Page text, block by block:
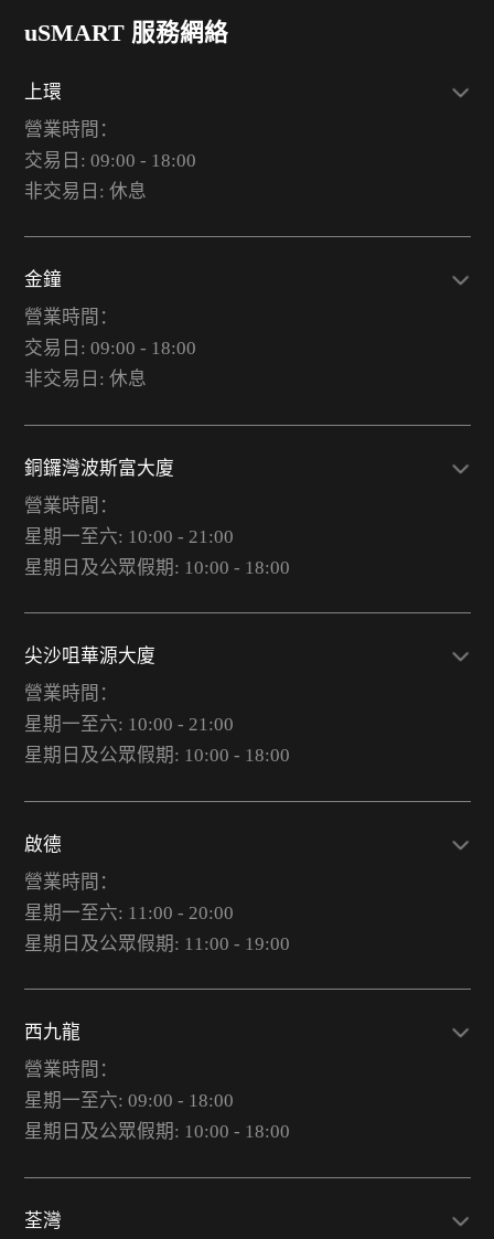
uSMART 服務網絡
上環
營業時間：
交易日: 09:00 - 18:00
非交易日: 休息
金鐘
營業時間：
交易日: 09:00 - 18:00
非交易日: 休息
銅鑼灣波斯富大廈
營業時間：
星期一至六: 10:00 - 21:00
星期日及公眾假期: 10:00 - 18:00
尖沙咀華源大廈
營業時間：
星期一至六: 10:00 - 21:00
星期日及公眾假期: 10:00 - 18:00
啟德
營業時間：
星期一至六: 11:00 - 20:00
星期日及公眾假期: 11:00 - 19:00
西九龍
營業時間：
星期一至六: 09:00 - 18:00
星期日及公眾假期: 10:00 - 18:00
荃灣